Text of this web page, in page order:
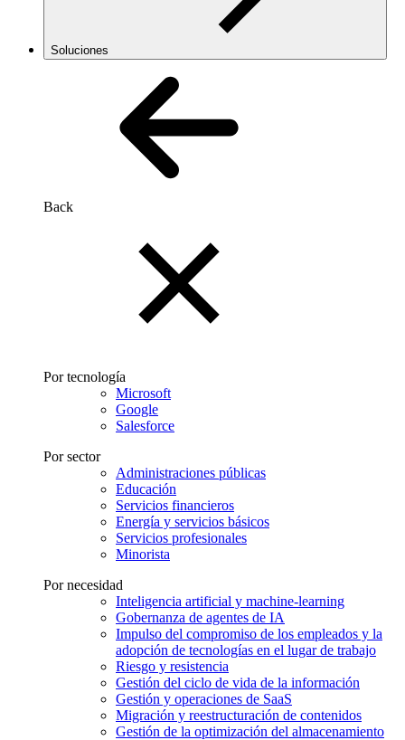
Soluciones
Back
Por tecnología
Microsoft
Google
Salesforce
Por sector
Administraciones públicas
Educación
Servicios financieros
Energía y servicios básicos
Servicios profesionales
Minorista
Por necesidad
Inteligencia artificial y machine-learning
Gobernanza de agentes de IA
Impulso del compromiso de los empleados y la
adopción de tecnologías en el lugar de trabajo
Riesgo y resistencia
Gestión del ciclo de vida de la información
Gestión y operaciones de SaaS
Migración y reestructuración de contenidos
Gestión de la optimización del almacenamiento